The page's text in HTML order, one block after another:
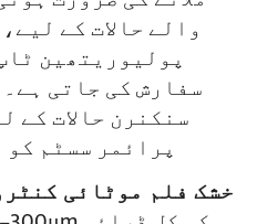
والے حالات کے
پولیوریتھین
سفارش کی جاتی
سنکنرن حالات کے
پرائمر سسٹم
خشک فلم موٹائی